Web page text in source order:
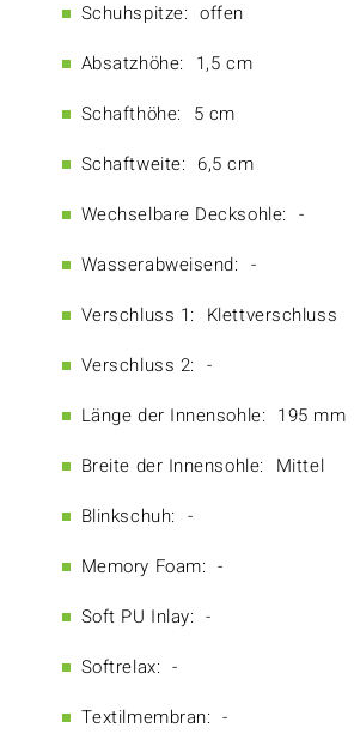
Schuhspitze: offen
Absatzhöhe: 1,5 cm
Schafthöhe: 5 cm
Schaftweite: 6,5 cm
Wechselbare Decksohle: -
Wasserabweisend: -
Verschluss 1: Klettverschluss
Verschluss 2: -
Länge der Innensohle: 195 mm
Breite der Innensohle: Mittel
Blinkschuh: -
Memory Foam: -
Soft PU Inlay: -
Softrelax: -
Textilmembran: -